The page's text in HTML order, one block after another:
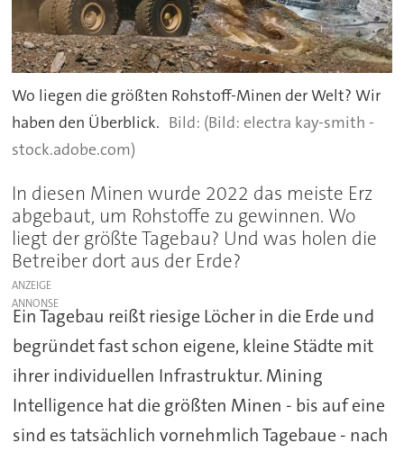
Wo liegen die größten Rohstoff-Minen der Welt? Wir
haben den Überblick.
(Bild: electra kay-smith -
stock.adobe.com)
In diesen Minen wurde 2022 das meiste Erz
abgebaut, um Rohstoffe zu gewinnen. Wo
liegt der größte Tagebau? Und was holen die
Betreiber dort aus der Erde?
ANZEIGE
Ein Tagebau reißt riesige Löcher in die Erde und
begründet fast schon eigene, kleine Städte mit
ihrer individuellen Infrastruktur. Mining
Intelligence hat die größten Minen - bis auf eine
sind es tatsächlich vornehmlich Tagebaue - nach